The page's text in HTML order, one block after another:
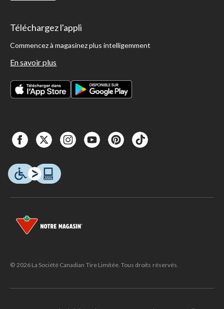
Téléchargez l'appli
Commencez à magasinez plus intelligemment
En savoir plus
© 2026 La Société Canadian Tire Limitée. Tous droits réservés.